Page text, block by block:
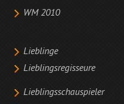
WM 2010
Lieblinge
Lieblingsregisseure
Lieblingsschauspieler